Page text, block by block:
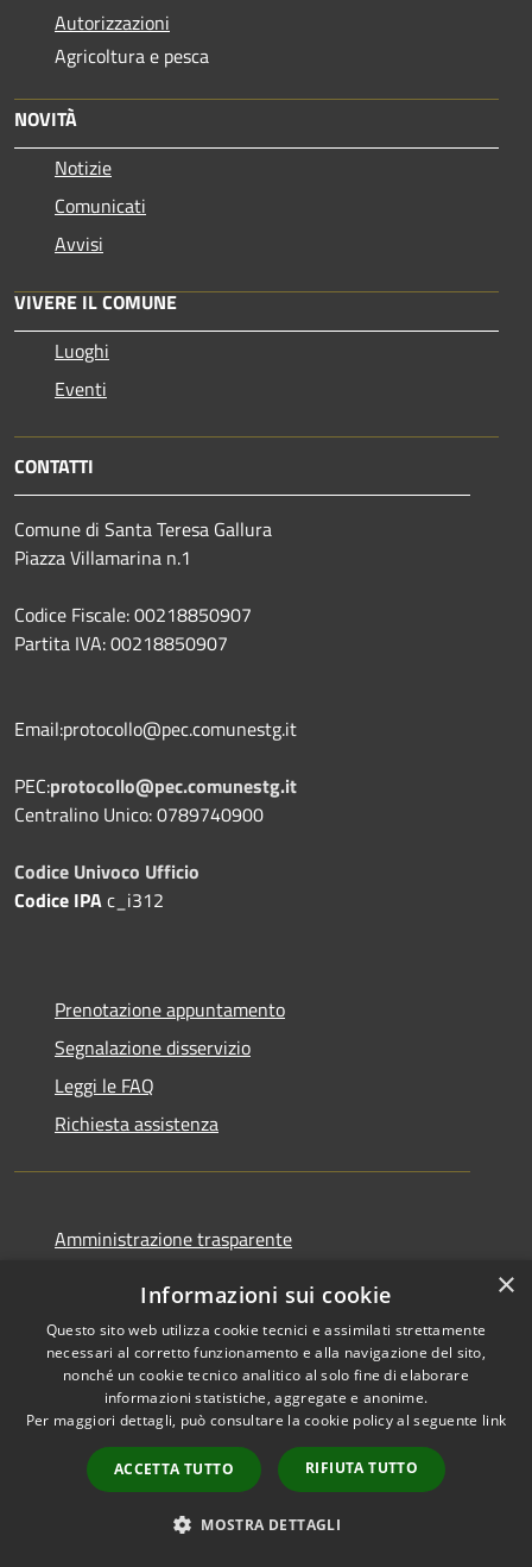
Autorizzazioni
Agricoltura e pesca
NOVITÀ
Notizie
Comunicati
Avvisi
VIVERE IL COMUNE
Luoghi
Eventi
CONTATTI
Comune di Santa Teresa Gallura
Piazza Villamarina n.1
Codice Fiscale: 00218850907
Partita IVA: 00218850907
Email:protocollo@pec.comunestg.it
PEC:protocollo@pec.comunestg.it
Centralino Unico: 0789740900
Codice Univoco Ufficio
Codice IPAc_i312
Prenotazione appuntamento
Segnalazione disservizio
Leggi le FAQ
Richiesta assistenza
Amministrazione trasparente
Dichiarazione di accessibilità
Accessibilità
Copyright © 2026 • Comune di
Santa Teresa Gallura •
Powered by
×
Informazioni sui cookie
Questo sito web utilizza cookie tecnici e assimilati strettamente
necessari al corretto funzionamento e alla navigazione del sito,
nonché un cookie tecnico analitico al solo fine di elaborare
informazioni statistiche, aggregate e anonime.
Per maggiori dettagli, può consultare la cookie policy al seguente link
ACCETTA TUTTO RIFIUTA TUTTO
MOSTRA DETTAGLI